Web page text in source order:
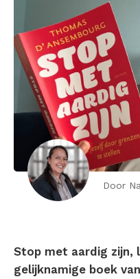
Door
Stop met aardig zijn,
gelijknamige boek